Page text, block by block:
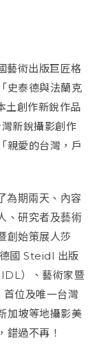
藝術出版巨匠格
史泰德與法蘭克
創作新銳作品
新銳攝影創作
親愛的台灣，戶
為期兩天、內容
、研究者及藝術
創始策展人莎
國 Steidl 出版
）、藝術家暨
位及唯一台灣
加坡等地攝影美
錯過不再！